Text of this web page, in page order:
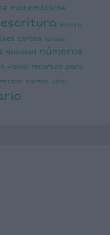
matemáticos
lectura
cortas lengua
Navidad números
visual recursos para
textos cortos viso-